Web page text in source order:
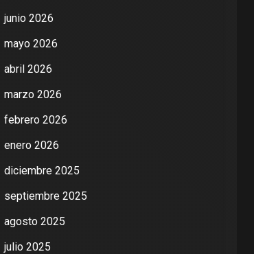
junio 2026
mayo 2026
abril 2026
marzo 2026
febrero 2026
enero 2026
diciembre 2025
septiembre 2025
agosto 2025
julio 2025